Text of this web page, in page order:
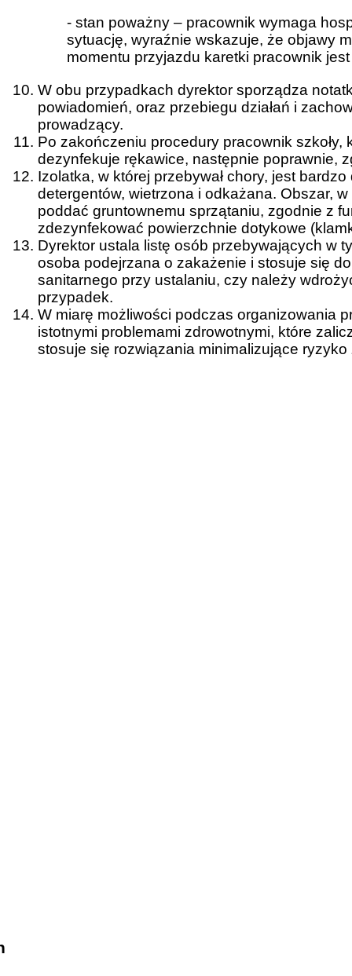
- stan poważny – pracownik wymaga
sytuację, wyraźnie wskazuje, że objawy
momentu przyjazdu karetki pracownik
W obu przypadkach dyrektor sporządza
powiadomień, oraz przebiegu działań i
prowadzący.
Po zakończeniu procedury pracownik szkoły,
dezynfekuje rękawice, następnie poprawnie,
Izolatka, w której przebywał chory, jest
detergentów, wietrzona i odkażana. Obszar,
poddać gruntownemu sprzątaniu, zgodnie z
zdezynfekować powierzchnie dotykowe
Dyrektor ustala listę osób przebywających w
osoba podejrzana o zakażenie i stosuje się
sanitarnego przy ustalaniu, czy należy
przypadek.
W miarę możliwości podczas organizowania
istotnymi problemami zdrowotnymi, które
stosuje się rozwiązania minimalizujące